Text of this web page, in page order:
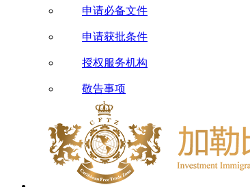
申请必备文件
申请获批条件
授权服务机构
敬告事项